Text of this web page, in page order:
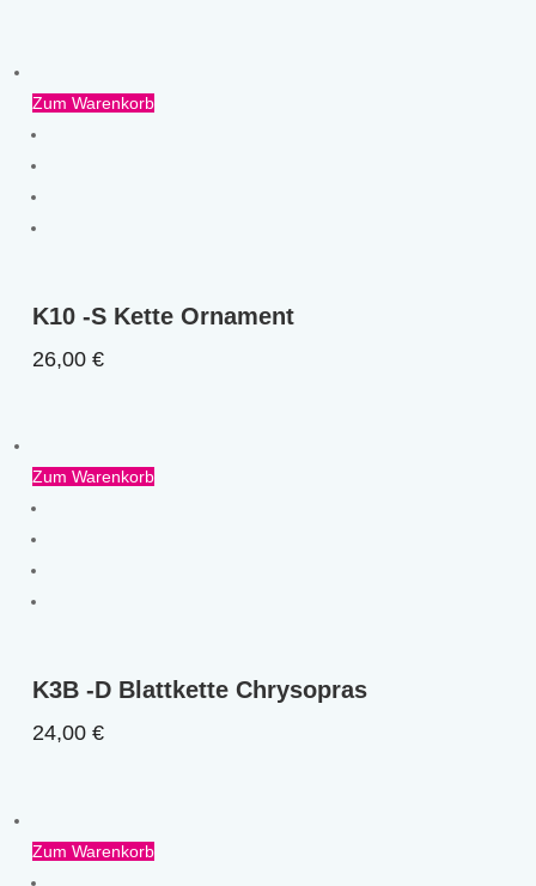
Zum Warenkorb
K10 -S Kette Ornament
26,00€
Zum Warenkorb
K3B -D Blattkette Chrysopras
24,00€
Zum Warenkorb